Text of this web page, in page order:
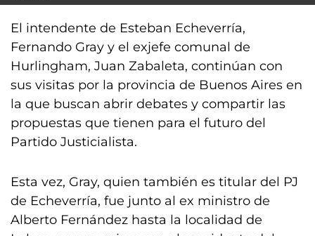
El intendente de Esteban Echeverría,
Fernando Gray y el exjefe comunal de
Hurlingham, Juan Zabaleta, continúan con
sus visitas por la provincia de Buenos Aires en
la que buscan abrir debates y compartir las
propuestas que tienen para el futuro del
Partido Justicialista.
Esta vez, Gray, quien también es titular del PJ
de Echeverría, fue junto al ex ministro de
Alberto Fernández hasta la localidad de